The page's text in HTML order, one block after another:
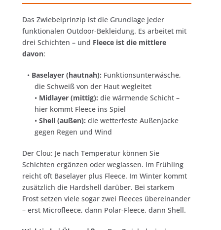
Das Zwiebelprinzip ist die Grundlage jeder
funktionalen Outdoor-Bekleidung. Es arbeitet mit
drei Schichten – und Fleece ist die mittlere
davon:
• Baselayer (hautnah): Funktionsunterwäsche,
die Schweiß von der Haut wegleitet
• Midlayer (mittig): die wärmende Schicht –
hier kommt Fleece ins Spiel
•Shell (außen): die wetterfeste Außenjacke
gegen Regen und Wind
Der Clou: Je nach Temperatur können Sie
Schichten ergänzen oder weglassen. Im Frühling
reicht oft Baselayer plus Fleece. Im Winter kommt
zusätzlich die Hardshell darüber. Bei starkem
Frost setzen viele sogar zwei Fleeces übereinander
– erst Microfleece, dann Polar-Fleece, dann Shell.